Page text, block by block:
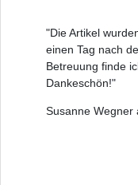
"Die Artikel
einen Tag nach
Betreuung finde
Dankeschön!"
Susanne Wegner